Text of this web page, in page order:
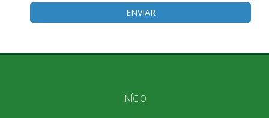
INÍCIO